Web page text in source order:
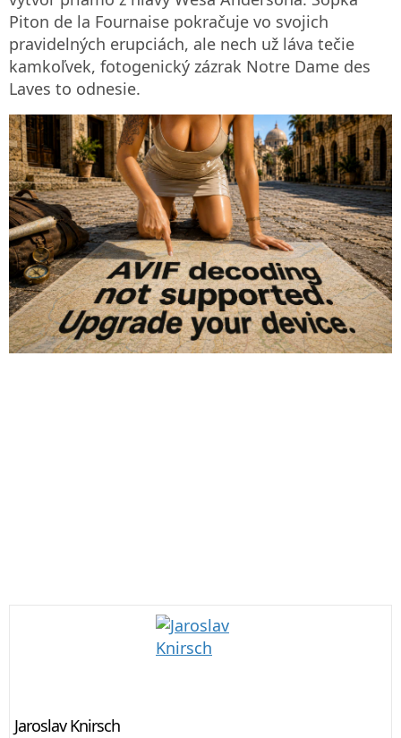
Piton de la Fournaise pokračuje vo svojich
pravidelných erupciách, ale nech už láva tečie
kamkoľvek, fotogenický zázrak Notre Dame des
Laves to odnesie.
Jaroslav Knirsch